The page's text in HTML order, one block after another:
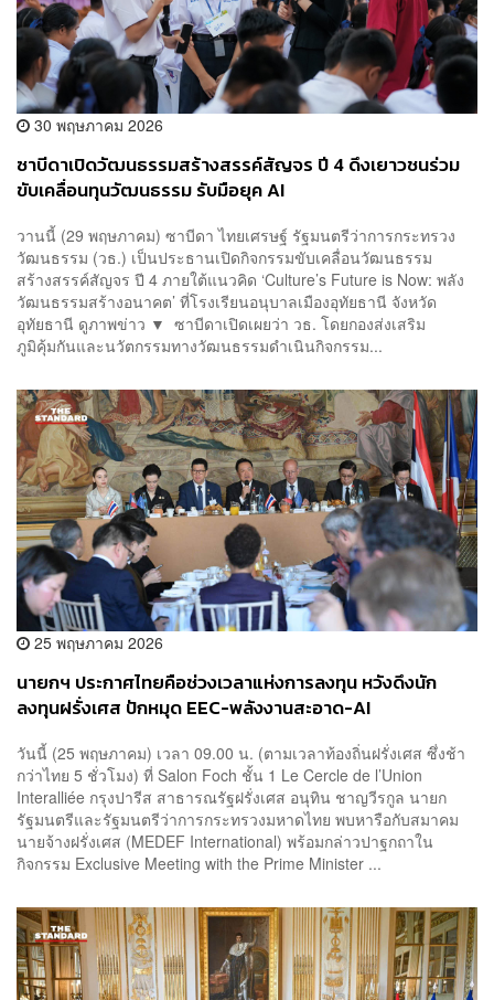
30 พฤษภาคม 2026
ซาบีดาเปิดวัฒนธรรมสร้างสรรค์สัญจร ปี 4 ดึงเยาวชนร่วม
ขับเคลื่อนทุนวัฒนธรรม รับมือยุค AI
วานนี้ (29 พฤษภาคม) ซาบีดา ไทยเศรษฐ์ รัฐมนตรีว่าการกระทรวง
วัฒนธรรม (วธ.) เป็นประธานเปิดกิจกรรมขับเคลื่อนวัฒนธรรม
สร้างสรรค์สัญจร ปี 4 ภายใต้แนวคิด ‘Culture’s Future is Now: พลัง
วัฒนธรรมสร้างอนาคต’ ที่โรงเรียนอนุบาลเมืองอุทัยธานี จังหวัด
อุทัยธานี ดูภาพข่าว ▼ ซาบีดาเปิดเผยว่า วธ. โดยกองส่งเสริม
ภูมิคุ้มกันและนวัตกรรมทางวัฒนธรรมดำเนินกิจกรรม...
25 พฤษภาคม 2026
นายกฯ ประกาศไทยคือช่วงเวลาแห่งการลงทุน หวังดึงนัก
ลงทุนฝรั่งเศส ปักหมุด EEC-พลังงานสะอาด-AI
วันนี้ (25 พฤษภาคม) เวลา 09.00 น. (ตามเวลาท้องถิ่นฝรั่งเศส ซึ่งช้า
กว่าไทย 5 ชั่วโมง) ที่ Salon Foch ชั้น 1 Le Cercle de l’Union
Interalliée กรุงปารีส สาธารณรัฐฝรั่งเศส อนุทิน ชาญวีรกูล นายก
รัฐมนตรีและรัฐมนตรีว่าการกระทรวงมหาดไทย พบหารือกับสมาคม
นายจ้างฝรั่งเศส (MEDEF International) พร้อมกล่าวปาฐกถาใน
กิจกรรม Exclusive Meeting with the Prime Minister ...